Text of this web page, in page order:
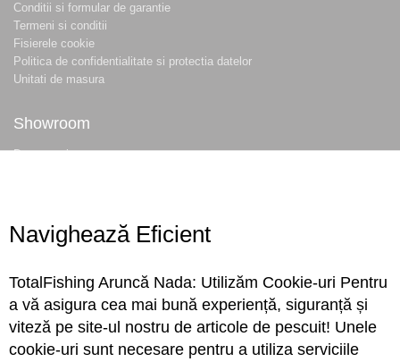
Conditii si formular de garantie
Termeni si conditii
Fisierele cookie
Politica de confidentialitate si protectia datelor
Unitati de masura
Showroom
Despre noi
Conecteaza-te
Sa ne cunoastem mai bine. Vino alaturi de noi pe reteaua ta preferata. Te
asteptam cu stiri, surprize, concursuri, premii ...
Navighează Eficient
TotalFishing Aruncă Nada: Utilizăm Cookie-uri Pentru
a vă asigura cea mai bună experiență, siguranță și
viteză pe site-ul nostru de articole de pescuit! Unele
cookie-uri sunt necesare pentru a utiliza serviciile